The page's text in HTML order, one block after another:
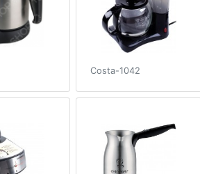
Costa-1042